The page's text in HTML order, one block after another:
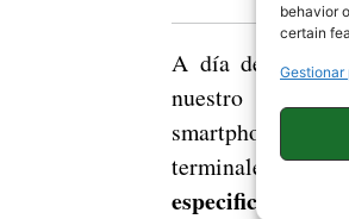
behavior
certain
Gestionar
A día de hoy,
nuestro
smartphones
terminales, y a
especificaciones